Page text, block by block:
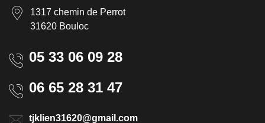
1317 chemin de Perrot
31620 Bouloc
05 33 06 09 28
06 65 28 31 47
tjklien31620@gmail.com